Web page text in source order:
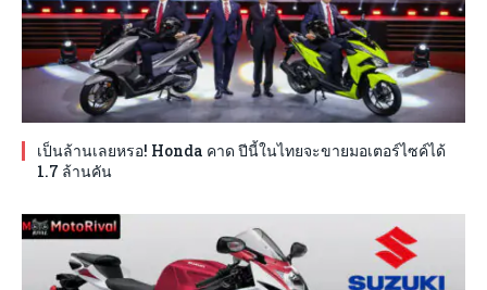
เป็นล้านเลยหรอ! Honda คาด ปีนี้ในไทยจะขายมอเตอร์ไซค์ได้
1.7 ล้านคัน